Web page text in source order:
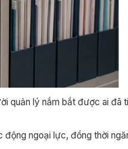
quản lý nắm bắt được ai đã
ngoại lực, đồng thời